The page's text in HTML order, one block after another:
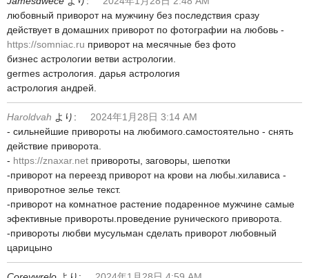
любовный приворот на мужчину без последствия сразу
действует в домашних приворот по фотографии на любовь -
https://somniac.ru приворот на месячные без фото
бизнес астрологии ветви астрологии.
germes астрология. дарья астрология
астрология андрей.
Haroldvah より:
2024年1月28日 3:14 AM
- сильнейшие привороты на любимого.самостоятельно - снять
действие приворота.
- https://znaxar.net привороты, заговоры, шепотки
-приворот на переезд приворот на крови на любы.хилависа -
приворотное зелье текст.
-приворот на комнатное растение подаренное мужчине самые
эфективные привороты.проведение рунического приворота.
-привороты любви мусульман сделать приворот любовный
царицыно